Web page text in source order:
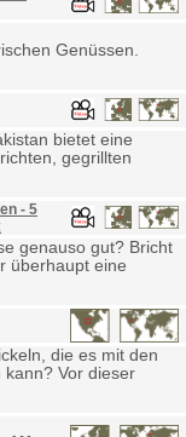
Genüssen.
bietet eine
gegrillten
- 5
genauso gut? Bricht
überhaupt eine
die es mit den
Vor dieser